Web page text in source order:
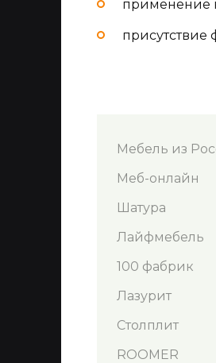
применение
присутствие
Мебель из
Меб-онлайн
Шатура
Лайфмебель
100 фабрик
Лазурит
Столплит
ROOMER